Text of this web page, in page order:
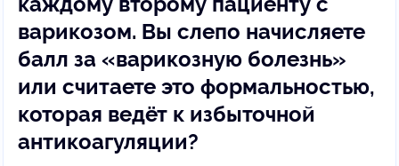
варикозом. Вы слепо начисляете
балл за «варикозную болезнь»
или считаете это формальностью,
которая ведёт к избыточной
антикоагуляции?